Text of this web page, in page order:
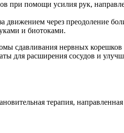
при помощи усилия рук,
движением через преодоление
и биотоками.
сдавливания нервных
для расширения сосудов и
терапия,